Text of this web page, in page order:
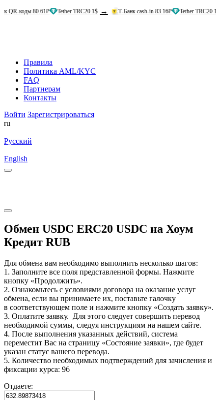
80.61₽ Tether TRC20 1$ → Т-Банк cash-in 83.16₽ Tether TRC20 1$ →
Правила
Политика AML/KYC
FAQ
Партнерам
Контакты
Войти Зарегистрироваться
ru
Русский
English
Обмен USDC ERC20 USDC на Хоум
Кредит RUB
Для обмена вам необходимо выполнить несколько шагов:
1. Заполните все поля представленной формы. Нажмите
кнопку «Продолжить».
2. Ознакомьтесь с условиями договора на оказание услуг
обмена, если вы принимаете их, поставьте галочку
в соответствующем поле и нажмите кнопку «Создать заявку».
3. Оплатите заявку. Для этого следует совершить перевод
необходимой суммы, следуя инструкциям на нашем сайте.
4. После выполнения указанных действий, система
переместит Вас на страницу «Состояние заявки», где будет
указан статус вашего перевода.
5. Количество необходимых подтверждений для зачисления и
фиксации курса: 96
Отдаете: